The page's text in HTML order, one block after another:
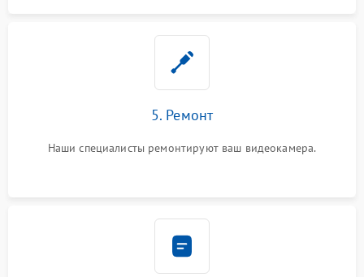
5. Ремонт
Наши специалисты ремонтируют ваш видеокамера.